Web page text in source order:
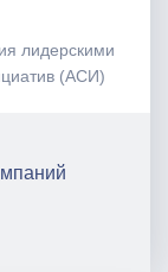
лидерскими
(АСИ)